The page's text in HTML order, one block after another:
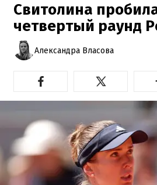
Свитолина
четвертый раунд
Александра Власова